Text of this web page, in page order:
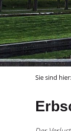
Sie sind hier: